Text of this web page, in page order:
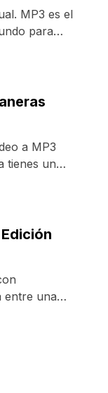
MP3 es el
para
a MP3
tienes un
entre una